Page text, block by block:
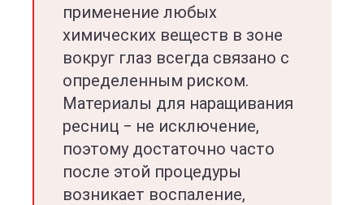
применение любых
химических веществ в зоне
вокруг глаз всегда связано с
определенным риском.
Материалы для наращивания
ресниц − не исключение,
поэтому достаточно часто
после этой процедуры
возникает воспаление,